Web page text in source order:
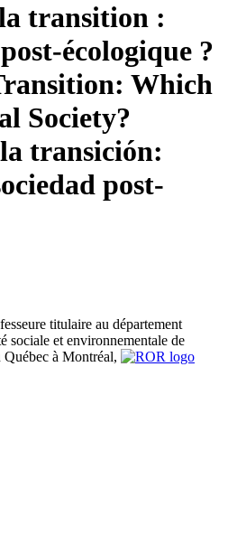
transition :
écologique ?
Which
Society?
transición:
post-
titulaire au département
sociale et environnementale de
à Montréal,